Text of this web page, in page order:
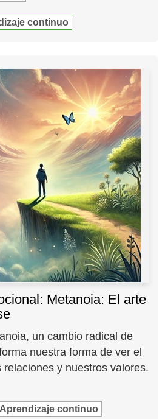
continuo
Metanoia: El arte
un cambio radical de
nuestra forma de ver el
relaciones y nuestros valores.
Aprendizaje continuo